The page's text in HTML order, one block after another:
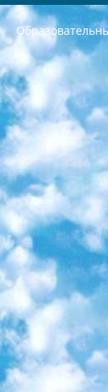
РЕСПУБЛИКА УЗБЕКИСТАН МИНИСТРЕРСТВО ДОШКОЛЬНОГО И ШКОЛЬНОГО ОБРАЗОВАНИЯ КОМАНДА в общеобразовательных учреждениях в 2023-2024 учебном году организация и проведение итоговой государственной аттестации обучающихся о Министра дошкольного и школьного образования Республики Узбекистан от 4 марта 2008 года (постановлением Минюста от 20 марта 2008 года № 1778 государственной регистрации) «Итоговое состояние учащихся общего среднего образования на основании положения об утверждении положения об аттестации общего среднего образования выпускной экзамен студентов в образовательных учреждениях в 2023-2024 учебном году В целях организации и прохождения аттестации приказываю: 1. Следующее: перечень предметов, по которым будет проводиться итоговая государственная аттестация и экзамен формы перевода согласно приложению 1; сертификаты международного образца, оценивающие уровень владения иностранными языками перечень согласно приложению 2; 2. Педагогический при специализированных образовательных учреждениях. научно-практический центр квалификации и международной оценки (Д.Давидова) 2024 г. До 25 марта: задания по предметам, по которым будет проводиться итоговая аттестация разработка и утверждение технических условий; итоговая аттестация на основании разработанного предметного задания разработка вопросов по предметам (устно и письменно), экзамен передача; общеобразовательные средние школы и специальные учебные заведения учащиеся выпускных классов школ и интернатов в агентской системе подготовка базы данных экзаменационных материалов и критериев оценки; перевод базы экзаменационных материалов на все языки обучения подать в Республиканский образовательный центр для изготовления; варианты экзаменов на основе разработанных контрольных материалов пусть будут поставлены задачи формирования. 3. Республиканский образовательный центр (Ш.Худайкулов) до 5 апреля 2024 года. до: база данных предоставленных экзаменационных материалов на все языки обучения перевод и экспертиза; для слепых, слабовидящих, глухих, слабослышащих и умственно отсталых детей учащиеся выпускных классов специализированных школ и школ-интернатов база данных экзаменационных материалов на всех преподаваемых языках подготовка критериев оценки; специализированные школы для умственно отсталых детей и технологии для учащихся выпускных классов школ-интернатов разработка соответствующих рекомендаций и критериев проведения ЕГЭ по естествознанию давать задания. 4. Педагогический при специализированных образовательных учреждениях. Научно-практический центр навыков и международной оценки (Д.Давидова), Республика образовательный центр (Худайкулов Ш.) итоговый государственный аттестационный экзамен ориентирован на творческое и логическое мышление при подготовке базы материалов учитывать введение заданий. 5. Следует отметить, что: сертификат государственного образца о знании общеобразовательного предмета и как минимум национальный уровень B1 по предметам на иностранных языках, указанным в Приложении 2. или международно признанный сертификат эквивалентного уровня студенты, изучающие определенный предмет, освобождаются от